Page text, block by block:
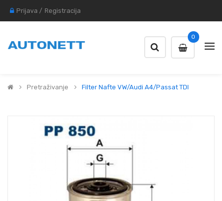
Prijava / Registracija
0
Pretraživanje Filter Nafte VW/Audi A4/Passat TDI